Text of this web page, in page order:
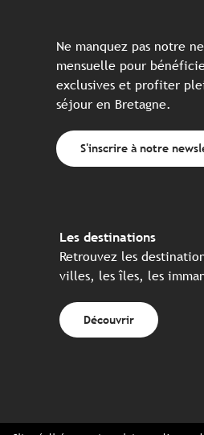
Ne manquez pas notre
mensuelle pour
exclusives et profiter
séjour en Bretagne.
S'inscrire à notre
Les destinations
Retrouvez les
villes, les îles, les
Découvrir